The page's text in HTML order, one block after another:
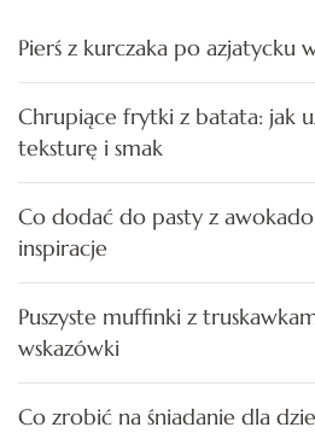
Pierś z kurczaka po azjatycku
Chrupiące frytki z batata: jak
teksturę i smak
Co dodać do pasty z
inspiracje
Puszyste muffinki z
wskazówki
Co zrobić na śniadanie dla